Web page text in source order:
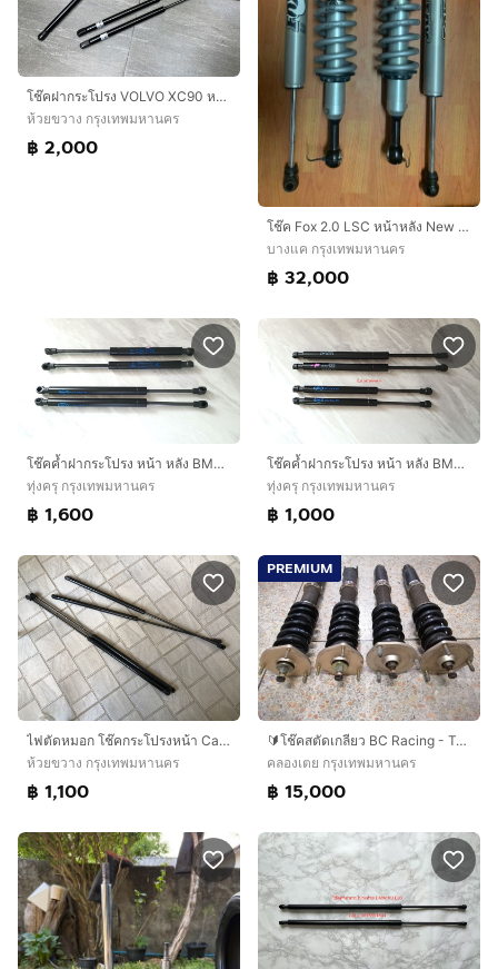
โช๊คฝากระโปรง VOLVO XC90 หน้า หลัง ของใหม่
ห้วยขวาง กรุงเทพมหานคร
฿ 2,000
โช๊ค Fox 2.0 LSC หน้าหลัง New fortuner
บางแค กรุงเทพมหานคร
฿ 32,000
โช๊คค้ำฝากระโปรง หน้า หลัง BMW E46 ของใหม่
ทุ่งครุ กรุงเทพมหานคร
฿ 1,600
โช๊คค้ำฝากระโปรง หน้า หลัง BMW E46 ของใหม่
ทุ่งครุ กรุงเทพมหานคร
฿ 1,000
ไฟตัดหมอก โช๊คกระโปรงหน้า Camry ACV40 ACV41 และ ACV50 ACV51
ห้วยขวาง กรุงเทพมหานคร
฿ 1,100
PREMIUM
🔰โช๊คสตัดเกลียว BC Racing - Toyota SUPRA JZA80 93 - 02 สภาพสมบูรณ์
คลองเตย กรุงเทพมหานคร
฿ 15,000